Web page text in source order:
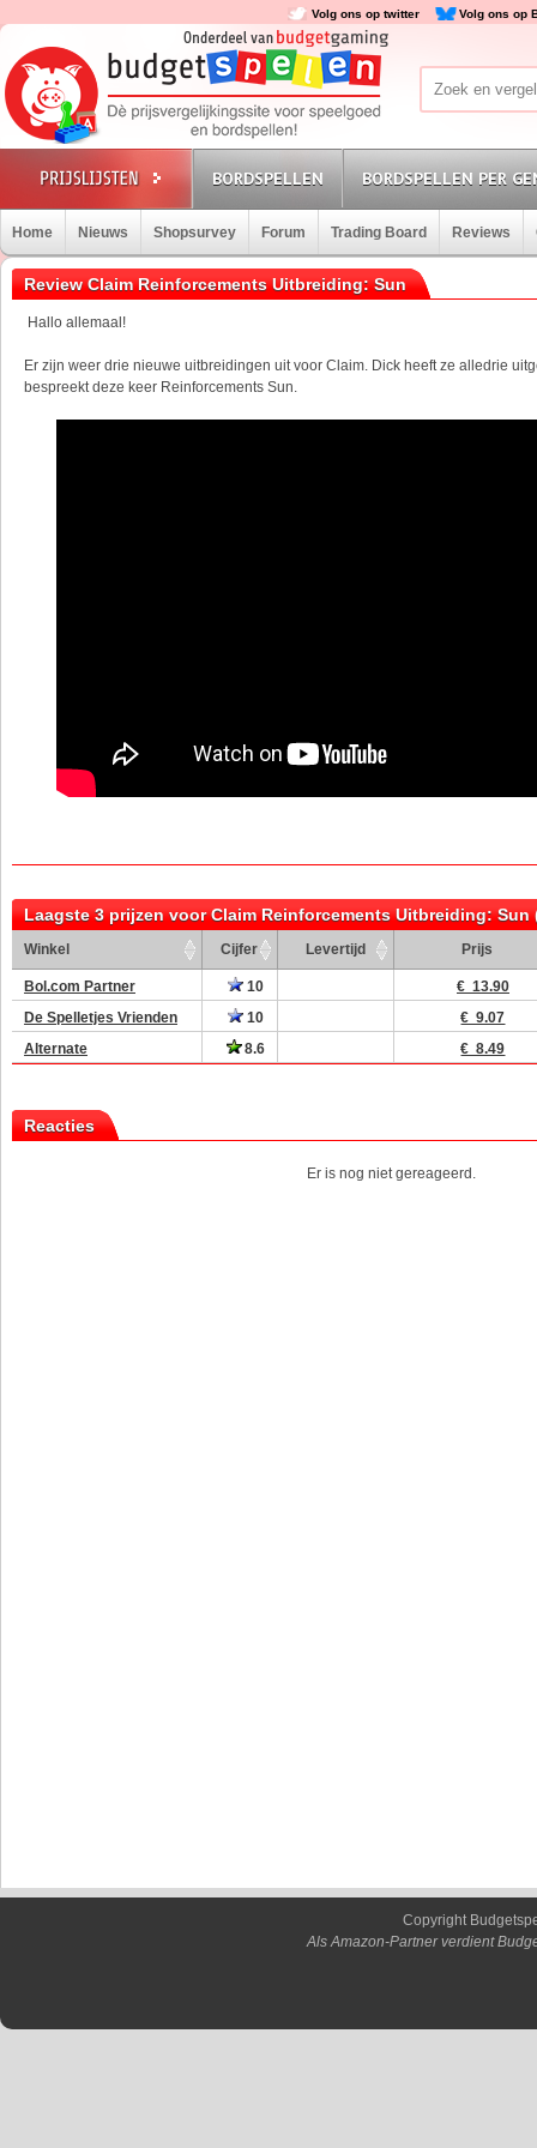
Volg ons op twitter Volg ons op
BORDSPELLEN BORDSPELLEN PER
Home Nieuws Shopsurvey Forum Trading Board Reviews
Review Claim Reinforcements Uitbreiding: Sun
Hallo allemaal!
Er zijn weer drie nieuwe uitbreidingen uit voor Claim. Dick heeft ze alledrie
bespreekt deze keer Reinforcements Sun.
Laagste 3 prijzen voor Claim Reinforcements Uitbreiding: Sun
Winkel Cijfer Levertijd Prijs
Bol.com Partner 10
€ 13.90
De Spelletjes Vrienden
10
€ 9.07
Alternate
8.6 € 8.49
Reacties
Er is nog niet gereageerd.
Copyright
Als Amazon-Partner verdient